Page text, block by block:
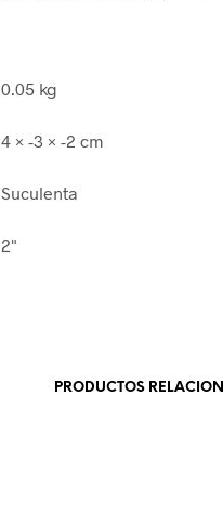
0.05 kg
4 × -3 × -2 cm
Suculenta
2"
PRODUCTOS